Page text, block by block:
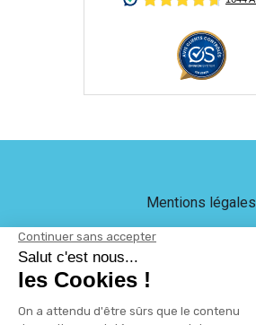
Mentions légales
LEB Communication